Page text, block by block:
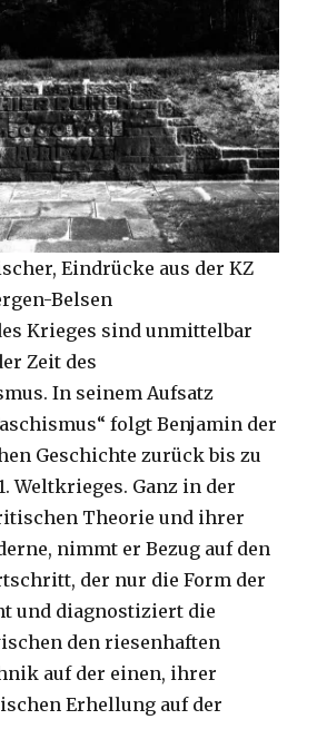
Eindrücke aus der KZ
Belsen
Krieges sind unmittelbar
Zeit des
In seinem Aufsatz
folgt Benjamin der
Geschichte zurück bis zu
Weltkrieges. Ganz in der
Theorie und ihrer
nimmt er Bezug auf den
der nur die Form der
und diagnostiziert die
den riesenhaften
auf der einen, ihrer
Erhellung auf der